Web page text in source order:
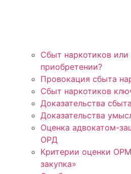
Сбыт наркотиков или
приобретении?
Провокация сбыта
Сбыт наркотиков
Доказательства
Доказательства
Оценка адвокатом-
ОРД
Критерии оценки
закупка»